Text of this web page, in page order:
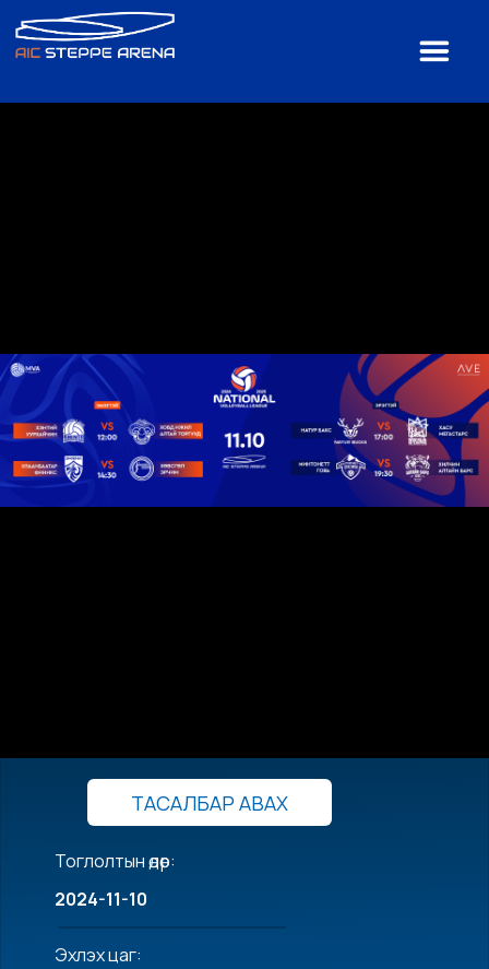
ТАСАЛБАР АВАХ
Тоглолтын өдөр:
2024-11-10
Эхлэх цаг: